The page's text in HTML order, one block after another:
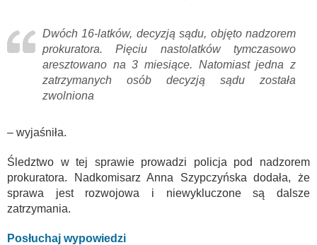
Dwóch 16-latków, decyzją sądu, objęto nadzorem
prokuratora. Pięciu nastolatków tymczasowo
aresztowano na 3 miesiące. Natomiast jedna z
zatrzymanych osób decyzją sądu została
zwolniona
– wyjaśniła.
Śledztwo w tej sprawie prowadzi policja pod nadzorem
prokuratora. Nadkomisarz Anna Szypczyńska dodała, że
sprawa jest rozwojowa i niewykluczone są dalsze
zatrzymania.
Posłuchaj wypowiedzi